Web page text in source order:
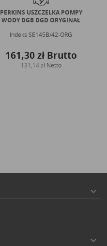
PERKINS USZCZELKA POMPY
WODY DGB DGD ORYGINAŁ
Indeks SE145B/42-ORG
161,30 złBrutto
131,14 zł Netto

